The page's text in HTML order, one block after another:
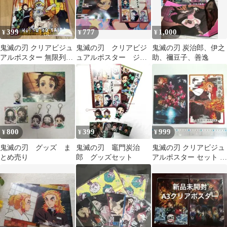
¥399
鬼滅の刃 クリアビジュ
アルポスター 無限列車
編 其の壱
¥777
鬼滅の刃 クリアビジ
ュアルポスター ジャ
ンボカードダス 竈門
炭治郎
¥ 1,000
鬼滅の刃 炭治郎、伊之
助、禰豆子、善逸
¥800
鬼滅の刃 グッズ ま
とめ売り
¥399
鬼滅の刃 竈門炭治
郎 グッズセット
¥999
鬼滅の刃 クリアビジュ
アルポスター セット 無